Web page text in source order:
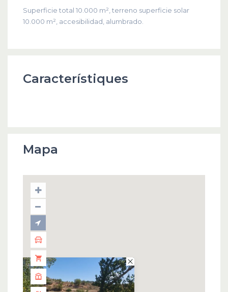
Superficie total 10.000 m², terreno superficie solar
10.000 m², accesibilidad, alumbrado.
Característiques
Mapa